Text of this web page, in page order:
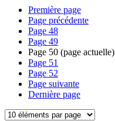
Première page
Page précédente
Page 48
Page 49
Page 50 (page actuelle)
Page 51
Page 52
Page suivante
Dernière page